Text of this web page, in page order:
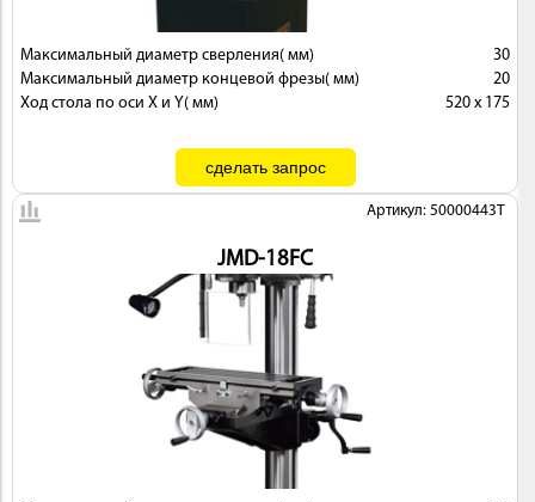
Максимальный диаметр сверления( мм)
30
Максимальный диаметр концевой фрезы( мм)
20
Ход стола по оси X и Y( мм)
520 х 175
Артикул: 50000443T
JMD-18FC